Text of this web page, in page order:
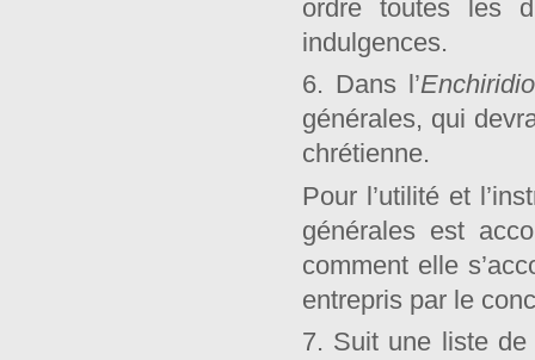
ordre toutes les
indulgences.
6. Dans l’
générales, qui
chrétienne.
Pour l’utilité et
générales est
comment elle
entrepris par le
7. Suit une liste de